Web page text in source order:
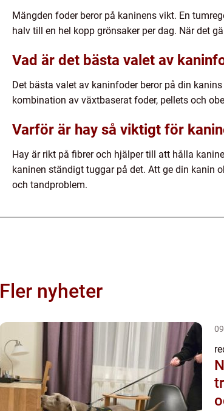
Mängden foder beror på kaninens vikt. En
halv till en hel kopp grönsaker per dag. När det
Vad är det bästa valet av
Det bästa valet av kaninfoder beror på din
kombination av växtbaserat foder, pellets och
Varför är hay så viktigt för
Hay är rikt på fibrer och hjälper till att hålla
kaninen ständigt tuggar på det. Att ge din kanin
och tandproblem.
Fler nyheter